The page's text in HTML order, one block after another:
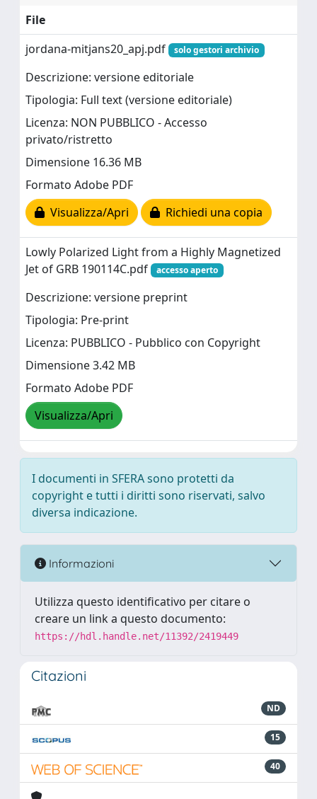
File
jordana-mitjans20_apj.pdf
solo gestori archivio
Descrizione: versione editoriale
Tipologia: Full text (versione editoriale)
Licenza: NON PUBBLICO - Accesso
privato/ristretto
Dimensione 16.36 MB
Formato Adobe PDF
Visualizza/Apri
Richiedi una copia
Lowly Polarized Light from a Highly Magnetized
Jet of GRB 190114C.pdf
accesso aperto
Descrizione: versione preprint
Tipologia: Pre-print
Licenza: PUBBLICO - Pubblico con Copyright
Dimensione 3.42 MB
Formato Adobe PDF
Visualizza/Apri
I documenti in SFERA sono protetti da
copyright e tutti i diritti sono riservati, salvo
diversa indicazione.
Informazioni
Utilizza questo identificativo per citare o
creare un link a questo documento:
https://hdl.handle.net/11392/2419449
Citazioni
ND
15
40